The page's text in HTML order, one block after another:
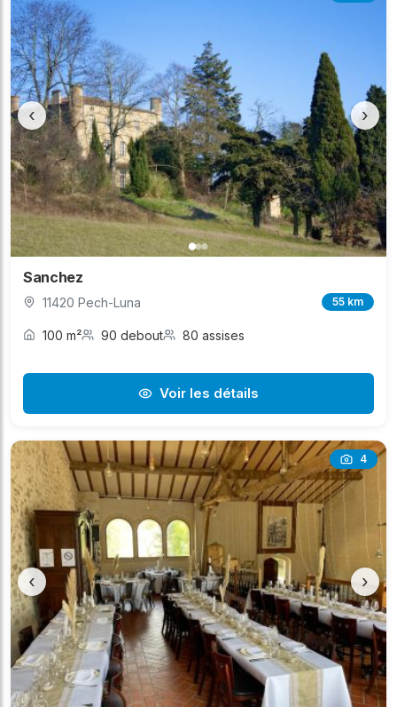
‹ ›
Sanchez
11420 Pech-Luna 55 km
100 m² 90 debout 80 assises
Voir les détails
4
‹ ›